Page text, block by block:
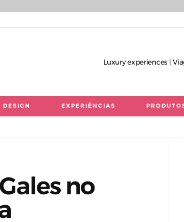
Luxury experiences |
DESIGN EXPERIÊNCIAS
no